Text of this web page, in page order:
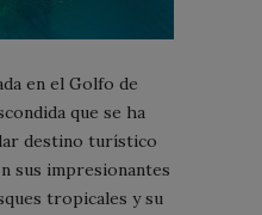
en el Golfo de
que se ha
destino turístico
sus impresionantes
tropicales y su